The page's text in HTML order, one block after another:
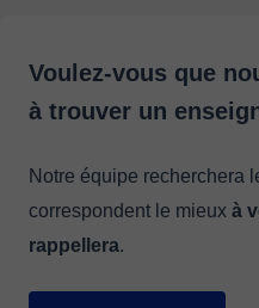
Voulez-vous que
à trouver un
Notre équipe recherchera
correspondent le mieux à
rappellera.